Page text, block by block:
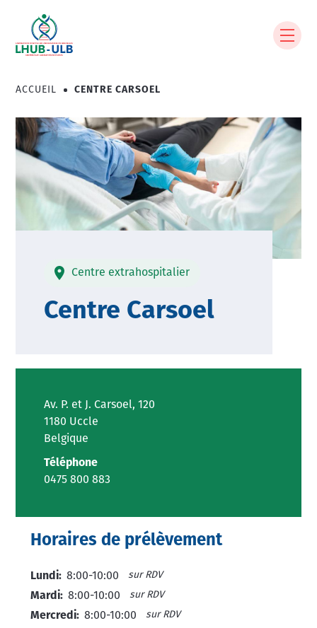
contenu
principal
Fil
d'Ariane
ACCUEIL CENTRE CARSOEL
Centre extrahospitalier
Centre Carsoel
Image
Av. P. et J. Carsoel, 120
1180 Uccle
Belgique
Téléphone
0475 800 883
Horaires de prélèvement
Lundi: 8:00-10:00 sur RDV
Mardi: 8:00-10:00 sur RDV
Mercredi: 8:00-10:00 sur RDV